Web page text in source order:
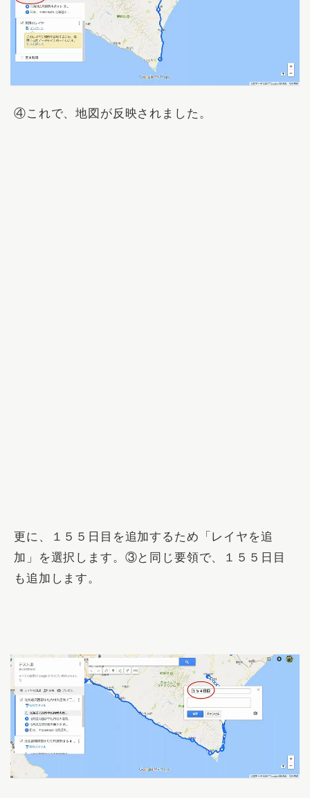
④これで、地図が反映されました。
更に、１５５日目を追加するため「 レイヤを追
加 」を選択します。③と同じ要領で、１５５日目
も追加します。